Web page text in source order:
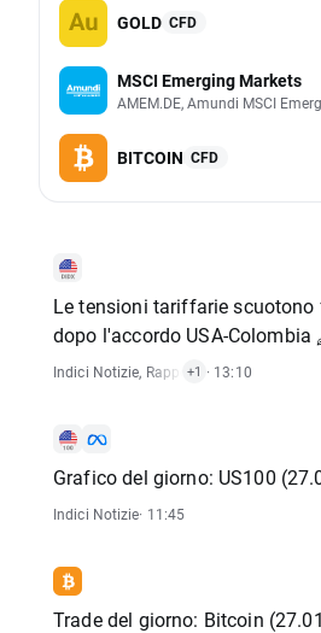
GOLD CFD
MSCI Emerging Markets
BITCOIN CFD
Le tensioni tariffarie scuotono
dopo l'accordo USA-
Indici Notizie, Rapporti Economici
+1 · 13:10
Grafico del giorno: US100
Indici Notizie· 11:45
Trade del giorno: Bitcoin